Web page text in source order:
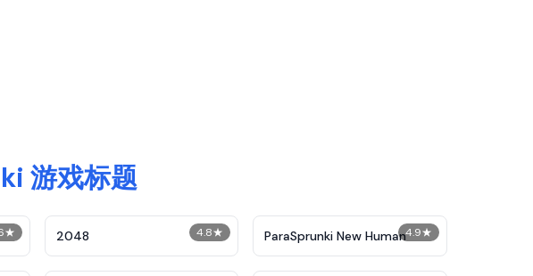
游戏标题
★ 4.8★
2048 4.9★
ParaSprunki New Human